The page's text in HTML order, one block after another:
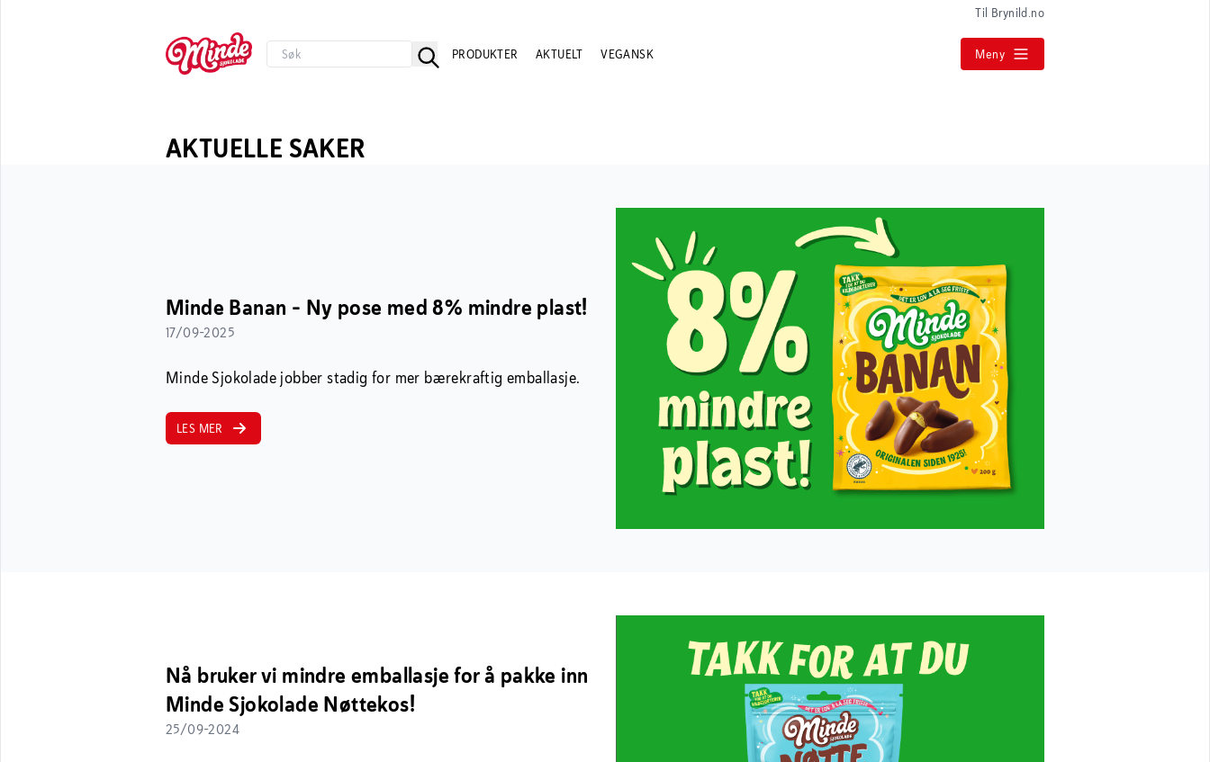
Til Brynild.no
PRODUKTER AKTUELT VEGANSK Meny
AKTUELLE SAKER
Minde Banan - Ny pose med 8% mindre plast!
17/09-2025
Minde Sjokolade jobber stadig for mer bærekraftig emballasje.
LES MER
Nå bruker vi mindre emballasje for å pakke inn
Minde Sjokolade Nøttekos!
25/09-2024